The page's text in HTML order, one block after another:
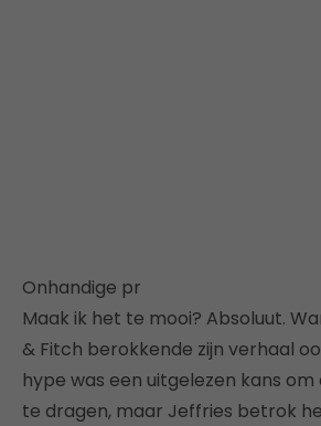
Onhandige pr
Maak ik het te mooi? Absoluut.
& Fitch berokkende zijn verhaal
hype was een uitgelezen kans
te dragen, maar Jeffries betrok